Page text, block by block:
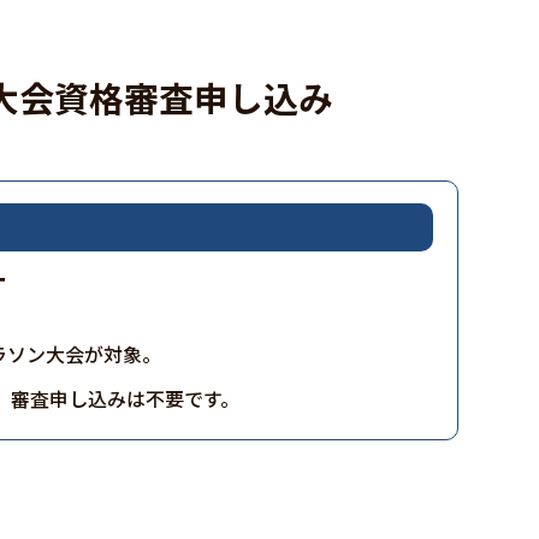
会資格審査申し込み
ン大会が対象。
査申し込みは不要です。